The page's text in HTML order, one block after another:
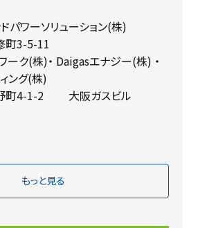
パワーソリューション(株)
町3-5-11
ーク(株)・ Daigasエナジー(株) ・
ング(株)
町4-1-2 大阪ガスビル
もっと見る